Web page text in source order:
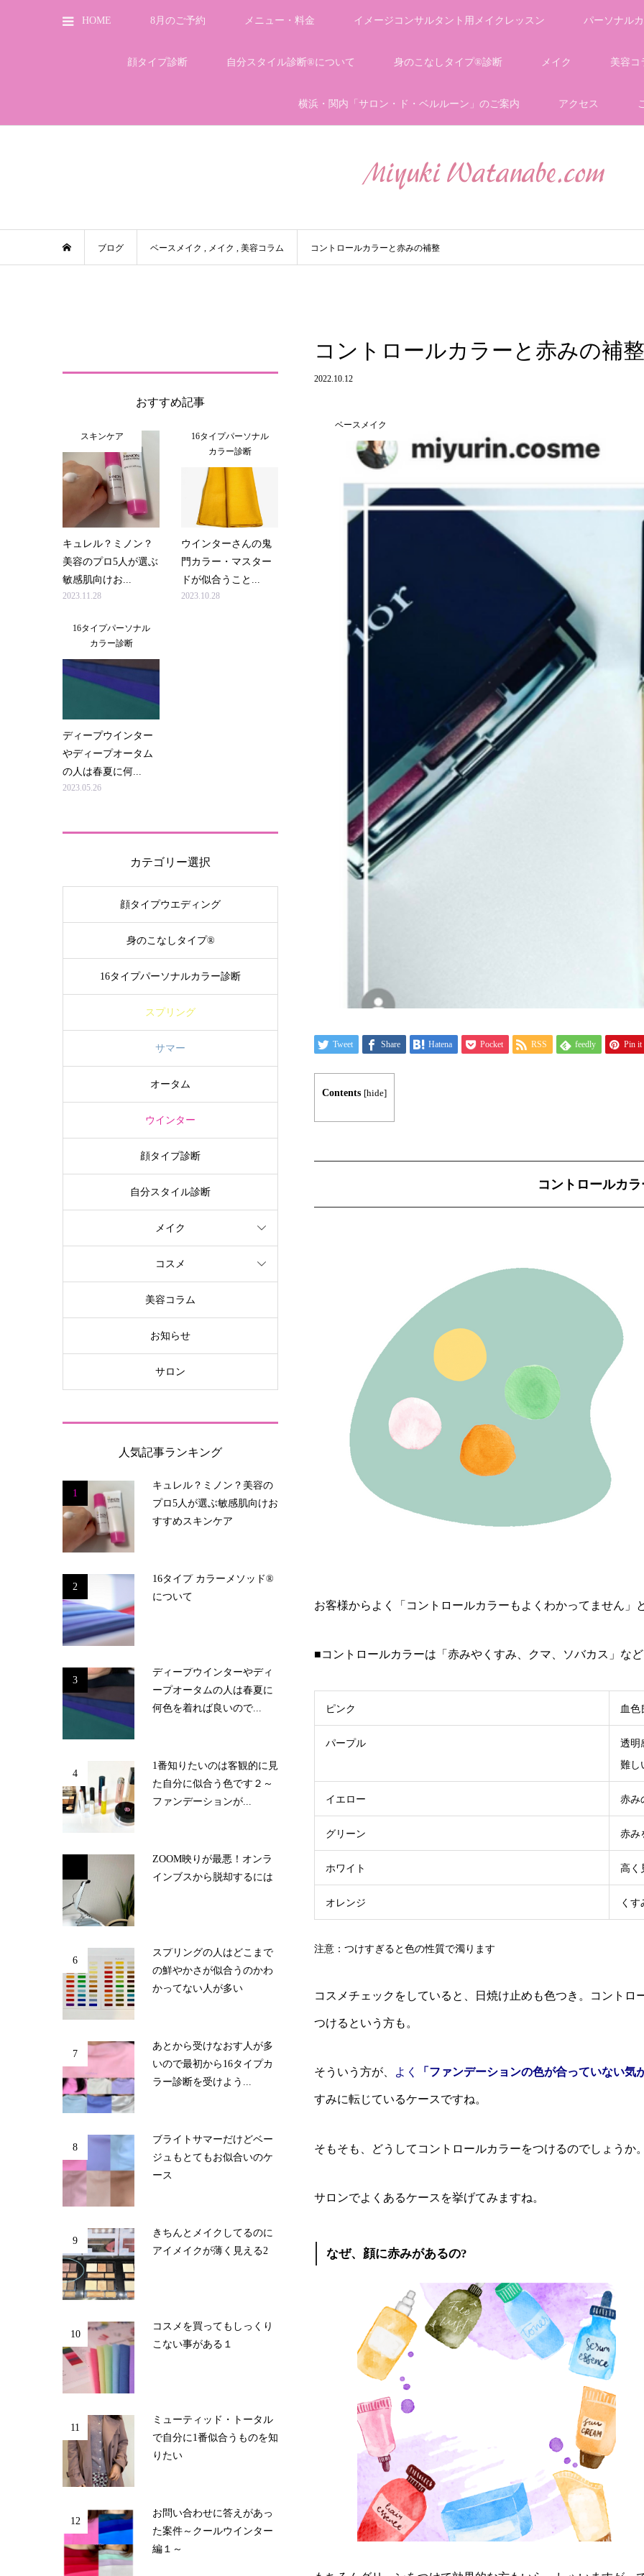
HOME 8月のご予約 メニュー・料金 イメージコンサルタント用メイクレッスン パーソナル
顔タイプ診断 自分スタイル診断®について 身のこなしタイプ®診断 メイク 美容コ
横浜・関内「サロン・ド・ベルルーン」のご案内 アクセス
ブログ ベースメイク メイク 美容コラム コントロールカラーと赤みの補整
コントロールカラーと赤みの補整
2022.10.12
ベースメイク
Tweet Share Hatena Pocket RSS feedly Pin it
Contents [hide]
コントロールカ
お客様からよく「コントロールカラーもよくわかってません」
■コントロールカラーは「赤みやくすみ、クマ、ソバカス」な
ピンク 血色
パープル
透明
難し
イエロー 赤み
グリーン 赤み
ホワイト 高く
オレンジ く
注意：つけすぎると色の性質で濁ります
コスメチェックをしていると、日焼け止めも色つき。コント
つけるという方も。
そういう方が、 よく 「ファンデーションの色が合っていない気
すみに転じているケースですね。
そもそも、どうしてコントロールカラーをつけるのでしょうか
サロンでよくあるケースを挙げてみますね。
なぜ、顔に赤みがあるの?
おすすめ記事
スキンケア
キュレル？ミノン？
美容のプロ5人が選ぶ
敏感肌向けお...
2023.11.28
16タイプパーソナル
カラー診断
ウインターさんの鬼
門カラー・マスター
ドが似合うこと...
2023.10.28
16タイプパーソナル
カラー診断
ディープウインター
やディープオータム
の人は春夏に何...
2023.05.26
カテゴリー選択
顔タイプウエディング
身のこなしタイプ®
16タイプパーソナルカラー診断
スプリング
サマー
オータム
ウインター
顔タイプ診断
自分スタイル診断
メイク
コスメ
美容コラム
お知らせ
サロン
人気記事ランキング
1
キュレル？ミノン？美容の
プロ5人が選ぶ敏感肌向けお
すすめスキンケア
2
16タイプ カラーメソッド®
について
3
ディープウインターやディ
ープオータムの人は春夏に
何色を着れば良いので...
4
1番知りたいのは客観的に見
た自分に似合う色です２～
ファンデーションが...
ZOOM映りが最悪！オンラ
インブスから脱却するには
6
スプリングの人はどこまで
の鮮やかさが似合うのかわ
かってない人が多い
7
あとから受けなおす人が多
いので最初から16タイプカ
ラー診断を受けよう...
8
ブライトサマーだけどベー
ジュもとてもお似合いのケ
ース
9
きちんとメイクしてるのに
アイメイクが薄く見える2
10
コスメを買ってもしっくり
こない事がある１
11
ミューティッド・トータル
で自分に1番似合うものを知
りたい
12
お問い合わせに答えがあっ
た案件～クールウインター
編１～